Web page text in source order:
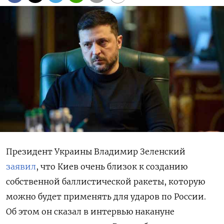
Президент Украины Владимир Зеленский
заявил, что Киев очень близок к созданию
собственной баллистической ракеты, которую
можно будет применять для ударов по России.
Об этом он сказал в интервью накануне